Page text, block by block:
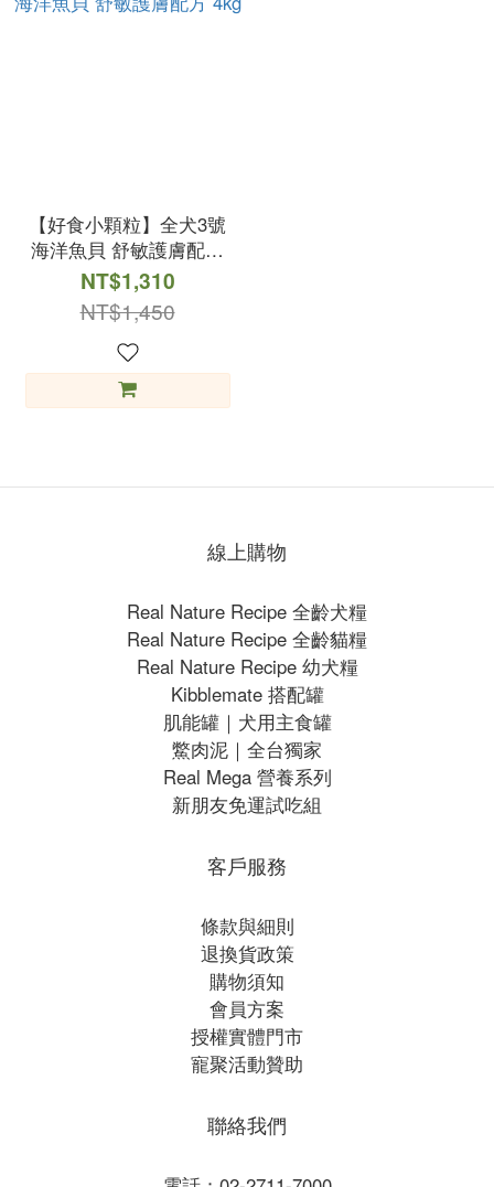
【好食小顆粒】全犬3號
海洋魚貝 舒敏護膚配方
4kg
NT$1,310
NT$1,450
線上購物
Real Nature Recipe 全齡犬糧
Real Nature Recipe 全齡貓糧
Real Nature Recipe 幼犬糧
Kibblemate 搭配罐
肌能罐｜犬用主食罐
鱉肉泥｜全台獨家
Real Mega 營養系列
新朋友免運試吃組
客戶服務
條款與細則
退換貨政策
購物須知
會員方案
授權實體門市
寵聚活動贊助
聯絡我們